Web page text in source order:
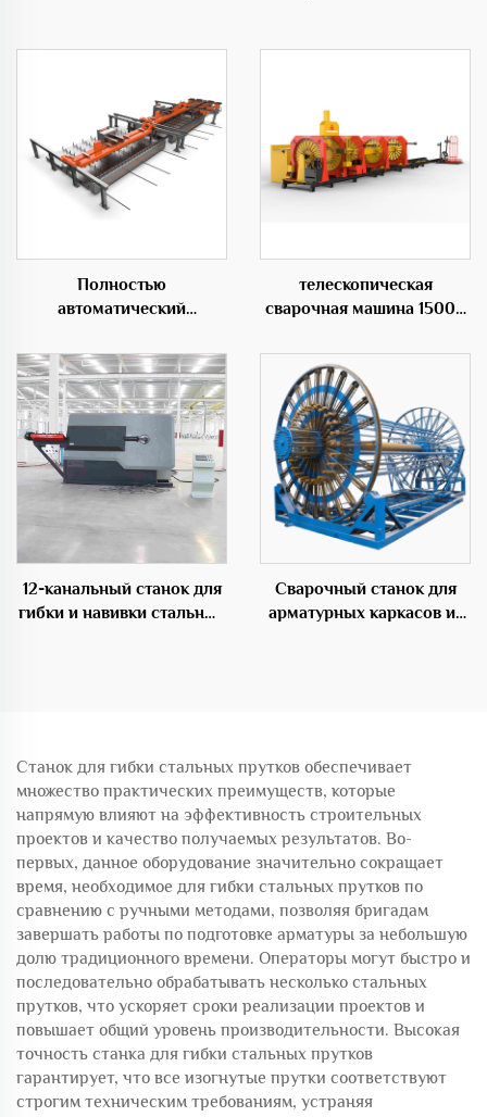
Полностью
автоматический
гибки 50C
телескопическая
сварочная машина 1500S
прутьев переменного
диаметра
12-канальный станок для
гибки и навивки стальных
Сварочный станок для
арматурных каркасов из
Станок для гибки стальных прутков обеспечивает
множество практических преимуществ, которые
напрямую влияют на эффективность строительных
проектов и качество получаемых результатов. Во-
первых, данное оборудование значительно сокращает
время, необходимое для гибки стальных прутков по
сравнению с ручными методами, позволяя бригадам
завершать работы по подготовке арматуры за небольшую
долю традиционного времени. Операторы могут быстро и
последовательно обрабатывать несколько стальных
прутков, что ускоряет сроки реализации проектов и
повышает общий уровень производительности. Высокая
точность станка для гибки стальных прутков
гарантирует, что все изогнутые прутки соответствуют
строгим техническим требованиям, устраняя